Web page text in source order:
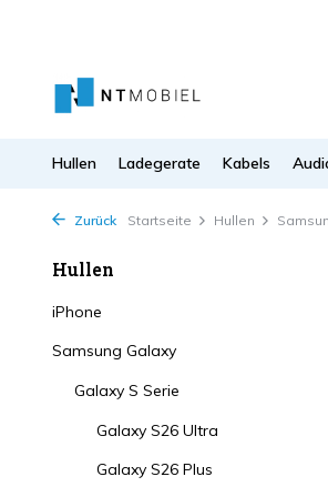
Hullen Ladegerate Kabels
Zurück Startseite Hullen
Hullen
iPhone
Samsung Galaxy
Galaxy S Serie
Galaxy S26 Ultra
Galaxy S26 Plus